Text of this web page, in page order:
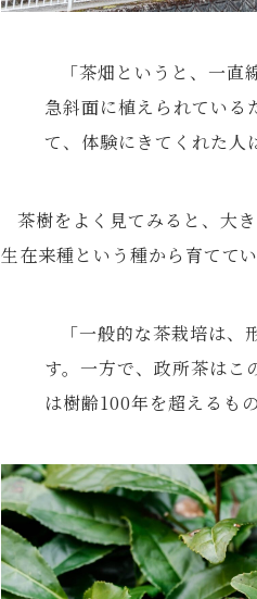
「茶畑というと、一
急斜面に植えられている
て、体験にきてくれた人
茶樹をよく見てみると、大
生在来種という種から育てて
「一般的な茶栽培は
す。一方で、政所茶はこ
は樹齢100年を超えるも